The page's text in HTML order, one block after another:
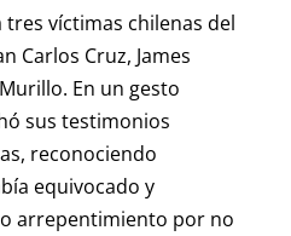
víctimas chilenas del
Carlos Cruz, James
En un gesto
sus testimonios
reconociendo
equivocado y
arrepentimiento por no